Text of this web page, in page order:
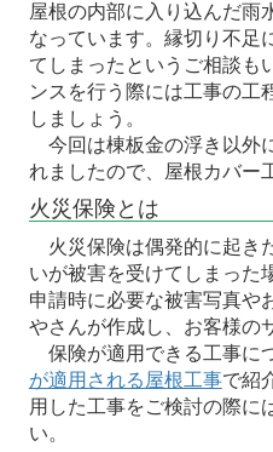
屋根の内部に入り込んだ雨
なっています。縁切り不足
てしまったというご相談も
ンスを行う際には工事の工
しましょう。
今回は棟板金の浮き以外
れましたので、屋根カバー
火災保険とは
火災保険は偶発的に起き
いが被害を受けてしまった
申請時に必要な被害写真や
やさんが作成し、お客様の
保険が適用できる工事に
が適用される屋根工事で紹
用した工事をご検討の際に
い。